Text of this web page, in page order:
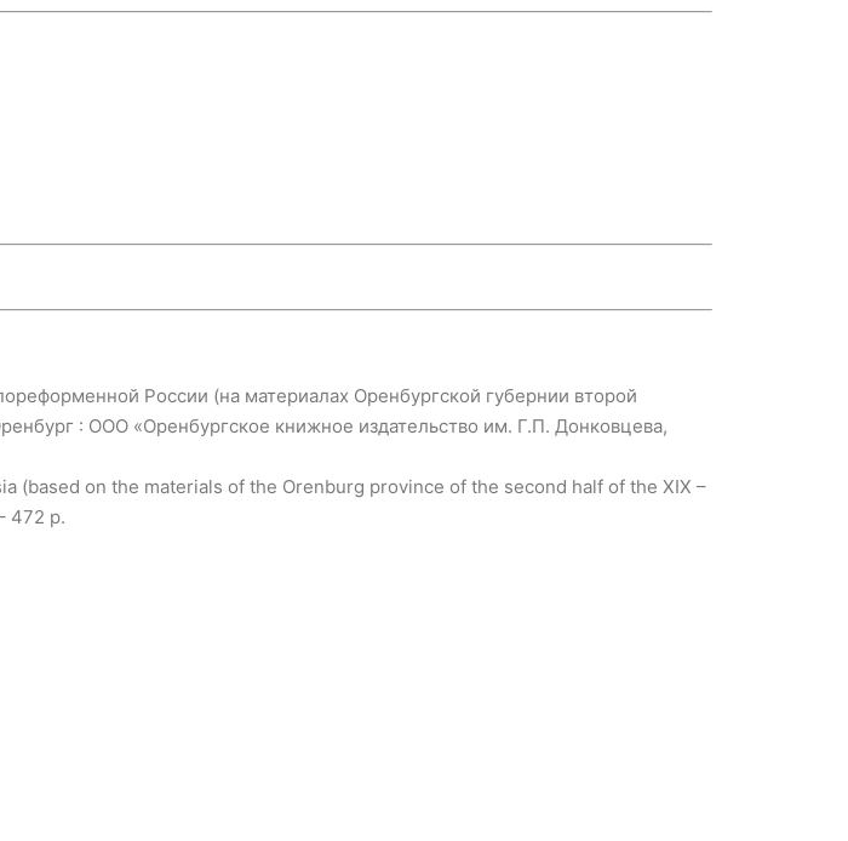
России (на материалах Оренбургской губернии второй
: ООО «Оренбургское книжное издательство им. Г.П. Донковцева,
on the materials of the Orenburg province of the second half of the XIX –
472 p.